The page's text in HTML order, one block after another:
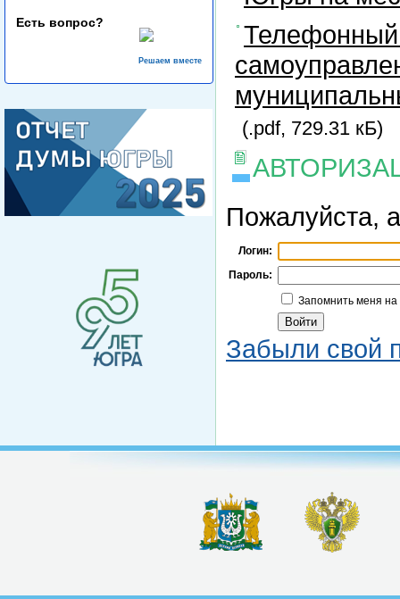
Есть вопрос?
Решаем вместе
Телефонный
(.pdf, 729.31 кБ)
Пожалуйста,
Логин:
Пароль:
Запомнить меня
Забыли свой